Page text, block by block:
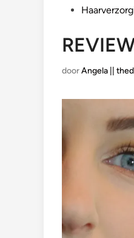
doorAngela ||